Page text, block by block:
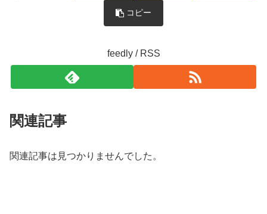
コピー
feedly / RSS
関連記事
関連記事は見つかりませんでした。